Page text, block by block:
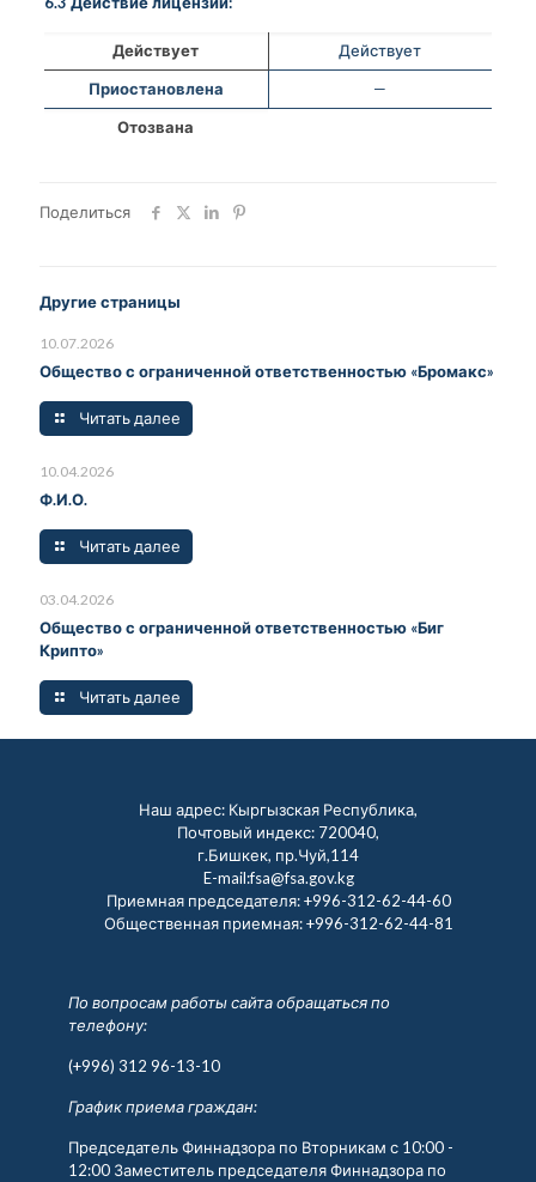
Действует
Действует
Приостановлена
—
Отозвана
Поделиться
Другие страницы
10.07.2026
Общество с ограниченной ответственностью «Бромакс»
Читать далее
10.04.2026
Ф.И.О.
Читать далее
03.04.2026
Общество с ограниченной ответственностью «Биг
Крипто»
Читать далее
Наш адрес: Кыргызская Республика,
Почтовый индекс: 720040,
г.Бишкек, пр.Чуй,114
E-mail:fsa@fsa.gov.kg
Приемная председателя:+996-312-62-44-60
Общественная приемная:+996-312-62-44-81
По вопросам работы сайта обращаться по
телефону:
(+996) 312 96-13-10
График приема граждан:
Председатель Финнадзора по Вторникам с 10:00 -
12:00 Заместитель председателя Финнадзора по